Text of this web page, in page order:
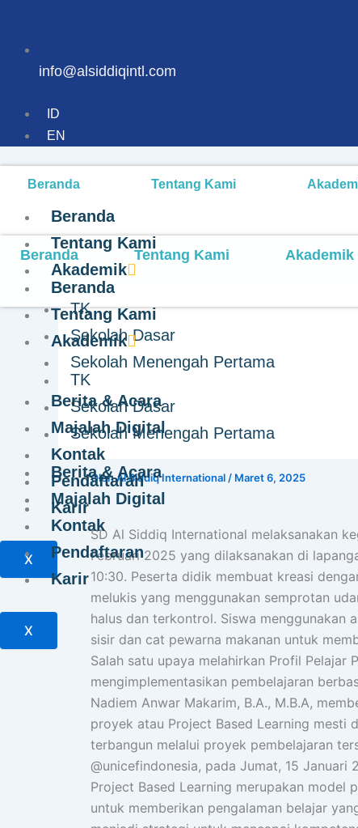
info@alsiddiqintl.com
ID
EN
Beranda Tentang Kami
Beranda
Tentang Kami
Akademik
TK
Sekolah Dasar
Sekolah Menengah Pertama
Berita & Acara
Majalah Digital
Kontak
Pendaftaran
Karir
X
Beranda Tentang Kami Akademik
Beranda
Tentang Kami
Akademik
TK
Sekolah Dasar
Sekolah Menengah Pertama
Berita & Acara
Majalah Digital
Kontak
Pendaftaran
Karir
X
Project Based
Teknik Airbrush
OlehAl Siddiq International / Maret 6, 2025
SD Al Siddiq International melaksanakan
Februari 2025 yang dilaksanakan di
10:30. Peserta didik membuat kreasi
melukis yang menggunakan semprotan
halus dan terkontrol. Siswa menggunakan
sisir dan cat pewarna makanan untuk
Salah satu upaya melahirkan Profil Pelajar
mengimplementasikan pembelajaran
Nadiem Anwar Makarim, B.A., M.B.A,
proyek atau Project Based Learning mesti
terbangun melalui proyek pembelajaran
@unicefindonesia, pada Jumat, 15 Januari
Project Based Learning merupakan model
untuk memberikan pengalaman belajar